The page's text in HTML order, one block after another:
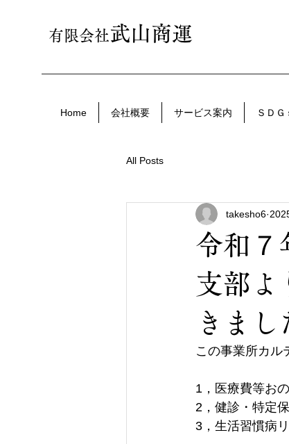
有限会社武山商運
Home 会社概要 サービス案内 ＳＤ
All Posts
令和
支部よ
きまし
takesho6
この事業所カル
1，医療費等お
2，健診・特定
3，生活習慣病